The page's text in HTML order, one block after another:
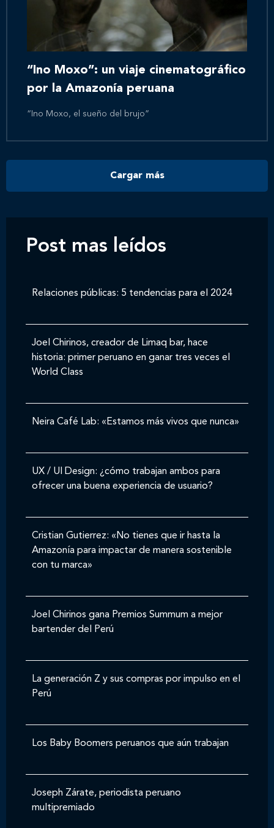
Inicio
Nosotros
Novedades
Contáctanos
“Ino Moxo”: un viaje cinematográfico
por la Amazonía peruana
“Ino Moxo, el sueño del brujo”
Cargar más
Post mas leídos
Relaciones públicas: 5 tendencias para el 2024
Joel Chirinos, creador de Limaq bar, hace
historia: primer peruano en ganar tres veces el
World Class
Neira Café Lab: «Estamos más vivos que nunca»
UX / UI Design: ¿cómo trabajan ambos para
ofrecer una buena experiencia de usuario?
Cristian Gutierrez: «No tienes que ir hasta la
Amazonía para impactar de manera sostenible
con tu marca»
Joel Chirinos gana Premios Summum a mejor
bartender del Perú
La generación Z y sus compras por impulso en el
Perú
Los Baby Boomers peruanos que aún trabajan
Joseph Zárate, periodista peruano
multipremiado